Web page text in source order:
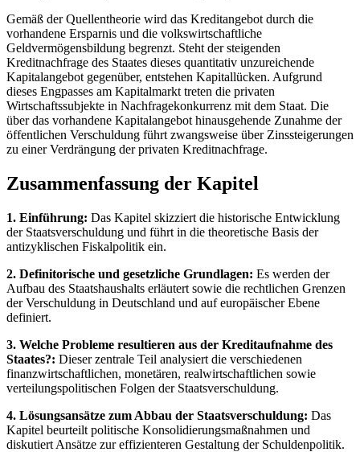
Gemäß der Quellentheorie wird das Kreditangebot durch die
vorhandene Ersparnis und die volkswirtschaftliche
Geldvermögensbildung begrenzt. Steht der steigenden
Kreditnachfrage des Staates dieses quantitativ unzureichende
Kapitalangebot gegenüber, entstehen Kapitallücken. Aufgrund
dieses Engpasses am Kapitalmarkt treten die privaten
Wirtschaftssubjekte in Nachfragekonkurrenz mit dem Staat. Die
über das vorhandene Kapitalangebot hinausgehende Zunahme der
öffentlichen Verschuldung führt zwangsweise über Zinssteigerungen
zu einer Verdrängung der privaten Kreditnachfrage.
Zusammenfassung der Kapitel
1. Einführung: Das Kapitel skizziert die historische Entwicklung
der Staatsverschuldung und führt in die theoretische Basis der
antizyklischen Fiskalpolitik ein.
2. Definitorische und gesetzliche Grundlagen: Es werden der
Aufbau des Staatshaushalts erläutert sowie die rechtlichen Grenzen
der Verschuldung in Deutschland und auf europäischer Ebene
definiert.
3. Welche Probleme resultieren aus der Kreditaufnahme des
Staates?: Dieser zentrale Teil analysiert die verschiedenen
finanzwirtschaftlichen, monetären, realwirtschaftlichen sowie
verteilungspolitischen Folgen der Staatsverschuldung.
4. Lösungsansätze zum Abbau der Staatsverschuldung: Das
Kapitel beurteilt politische Konsolidierungsmaßnahmen und
diskutiert Ansätze zur effizienteren Gestaltung der Schuldenpolitik.